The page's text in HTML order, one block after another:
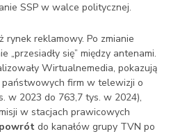
SSP w walce politycznej.
rynek reklamowy. Po zmianie
„przesiadły się” między antenami.
Wirtualnemedia, pokazują
państwowych firm w telewizji o
w 2023 do 763,7 tys. w 2024),
w stacjach prawicowych
powrót do kanałów grupy TVN po